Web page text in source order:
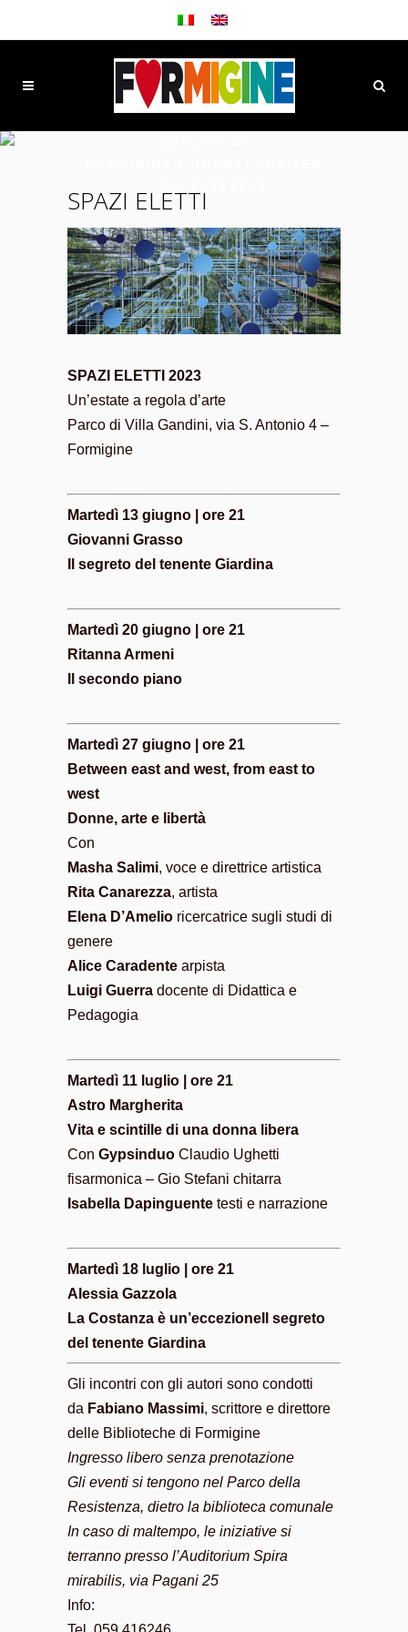
SPAZI ELETTI
SPAZI ELETTI 2023
Un’estate a regola d’arte
Parco di Villa Gandini, via S. Antonio 4 –
Formigine
Martedì 13 giugno | ore 21
Giovanni Grasso
Il segreto del tenente Giardina
Martedì 20 giugno | ore 21
Ritanna Armeni
Il secondo piano
Martedì 27 giugno | ore 21
Between east and west, from east to
west
Donne, arte e libertà
Con
Masha Salimi, voce e direttrice artistica
Rita Canarezza, artista
Elena D’Amelio ricercatrice sugli studi di
genere
Alice Caradente arpista
Luigi Guerra docente di Didattica e
Pedagogia
Martedì 11 luglio | ore 21
Astro Margherita
Vita e scintille di una donna libera
Con Gypsinduo Claudio Ughetti
fisarmonica – Gio Stefani chitarra
Isabella Dapinguente testi e narrazione
Martedì 18 luglio | ore 21
Alessia Gazzola
La Costanza è un’eccezioneIl segreto
del tenente Giardina
Gli incontri con gli autori sono condotti
da Fabiano Massimi, scrittore e direttore
delle Biblioteche di Formigine
Ingresso libero senza prenotazione
Gli eventi si tengono nel Parco della
Resistenza, dietro la biblioteca comunale
In caso di maltempo, le iniziative si
terranno presso l’Auditorium Spira
mirabilis, via Pagani 25
Info: